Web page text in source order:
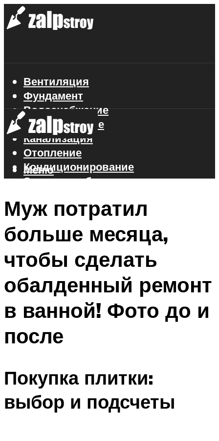
Вентиляция
Фундамент
Водоснабжение
Газоснабжение
Канализация
Отопление
Кондиционирование
Электроснабжение
Меню
Меню
Муж потратил
больше месяца,
чтобы сделать
обалденный ремонт
в ванной! Фото до и
после
Покупка плитки:
выбор и подсчеты